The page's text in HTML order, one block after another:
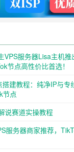
VPS服务器Lisa主机推
节点高性价比首选！
建教程：纯净IP与专
节点
说赛道实操教程
服务器商家推荐，